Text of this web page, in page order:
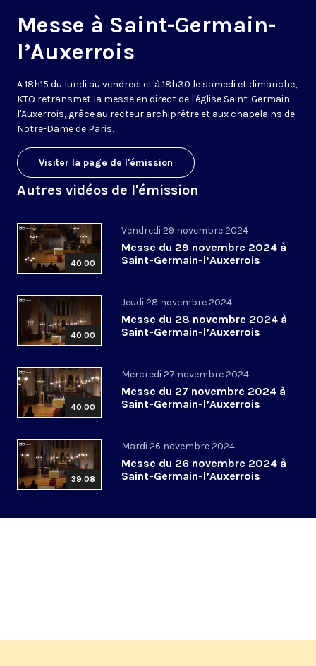
Messe à Saint-Germain-
l’Auxerrois
A 18h15 du lundi au vendredi et à 18h30 le samedi et dimanche,
KTO retransmet la messe en direct de l'église Saint-Germain-
l'Auxerrois, grâce au recteur archiprêtre et aux chapelains de
Notre-Dame de Paris.
Visiter la page de l'émission
Autres vidéos de l'émission
40:00
Vendredi 29 novembre 2024
Messe du 29 novembre 2024 à
Saint-Germain-l’Auxerrois
40:00
Jeudi 28 novembre 2024
Messe du 28 novembre 2024 à
Saint-Germain-l’Auxerrois
40:00
Mercredi 27 novembre 2024
Messe du 27 novembre 2024 à
Saint-Germain-l’Auxerrois
39:08
Mardi 26 novembre 2024
Messe du 26 novembre 2024 à
Saint-Germain-l’Auxerrois